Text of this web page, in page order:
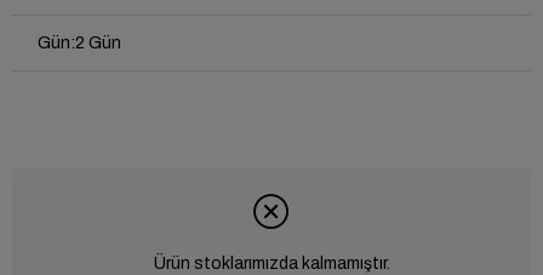
Gün:2 Gün
Ürün stoklarımızda kalmamıştır.